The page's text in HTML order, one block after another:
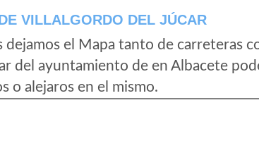
VILLALGORDO DEL JÚCAR
dejamos el Mapa tanto de carreteras
del ayuntamiento de en Albacete
o alejaros en el mismo.